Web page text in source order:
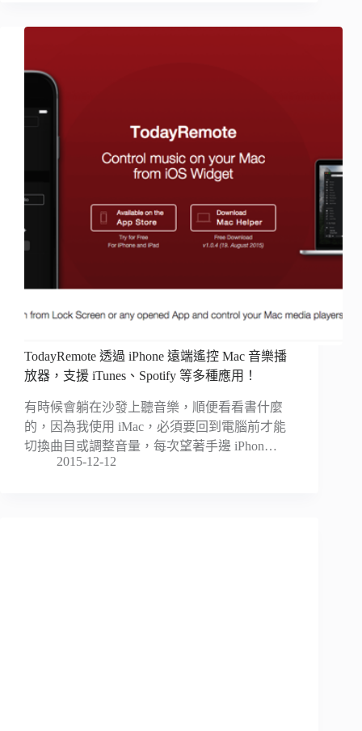
TodayRemote 透過 iPhone 遠端遙控 Mac 音樂播
放器，支援 iTunes、Spotify 等多種應用！
有時候會躺在沙發上聽音樂，順便看看書什麼
的，因為我使用 iMac，必須要回到電腦前才能
切換曲目或調整音量，每次望著手邊 iPhon…
2015-12-12